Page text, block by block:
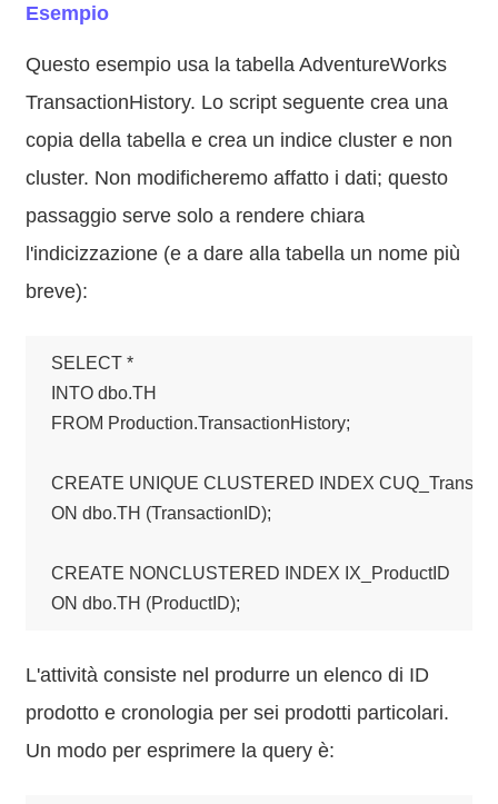
Esempio
Questo esempio usa la tabella AdventureWorks
TransactionHistory. Lo script seguente crea una
copia della tabella e crea un indice cluster e non
cluster. Non modificheremo affatto i dati; questo
passaggio serve solo a rendere chiara
l'indicizzazione (e a dare alla tabella un nome più
breve):
SELECT *
INTO dbo.TH
FROM Production.TransactionHistory;
CREATE UNIQUE CLUSTERED INDEX
ON dbo.TH (TransactionID);
CREATE NONCLUSTERED INDEX IX_ProductID
ON dbo.TH (ProductID);
L'attività consiste nel produrre un elenco di ID
prodotto e cronologia per sei prodotti particolari.
Un modo per esprimere la query è: